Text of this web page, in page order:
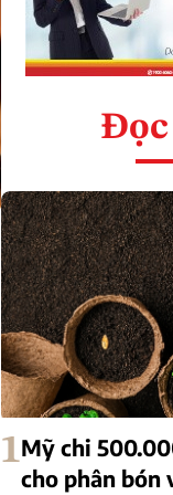
1Mỹ chi
cho phân bón